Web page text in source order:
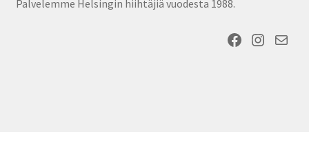
Palvelemme Helsingin hiihtäjiä vuodesta 1988.
Facebook Instagram Sähköposti